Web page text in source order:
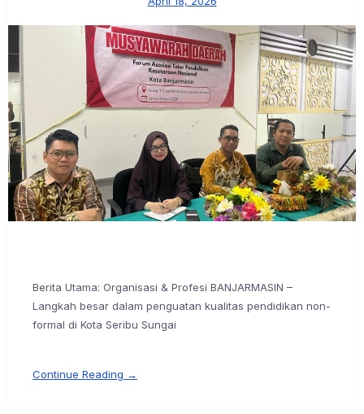
Berita Utama: Organisasi & Profesi BANJARMASIN –
Langkah besar dalam penguatan kualitas pendidikan non-
formal di Kota Seribu Sungai
Continue Reading →